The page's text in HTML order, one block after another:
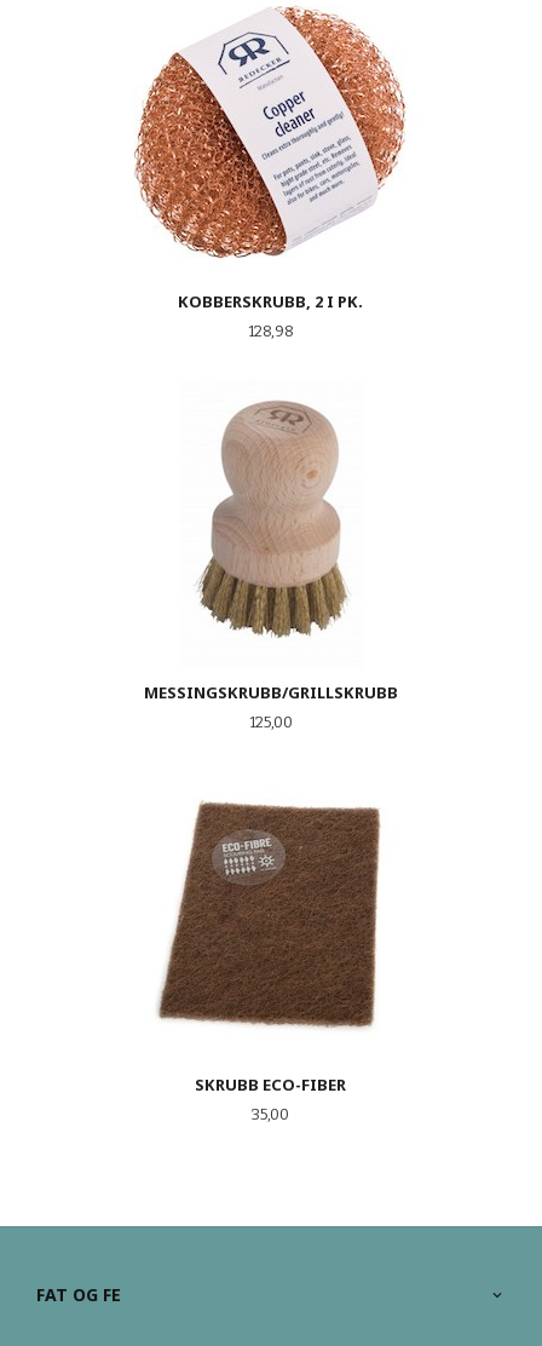
KOBBERSKRUBB, 2 I PK.
Pris
128,98
MESSINGSKRUBB/GRILLSKRUBB
Pris
125,00
SKRUBB ECO-FIBER
Pris
35,00
FAT OG FE